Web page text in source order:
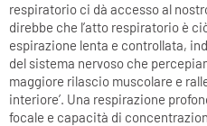
respiratorio ci dà accesso al
direbbe che l’atto respiratorio è
espirazione lenta e controllata,
del sistema nervoso che
maggiore rilascio muscolare e
interiore’. Una respirazione
focale e capacità di